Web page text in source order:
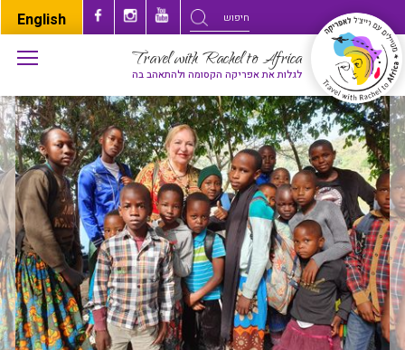
English
Travel with Rachel to Africa
לגלות את אפריקה הקסומה ולהתאהב בה